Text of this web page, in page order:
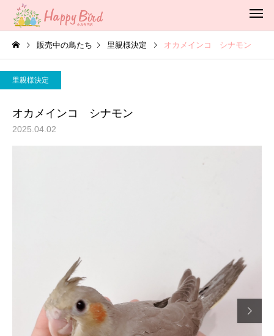
販売中の鳥たち 里親様決定 オカメインコ シナモン
里親様決定
オカメインコ シナモン
2025.04.02
